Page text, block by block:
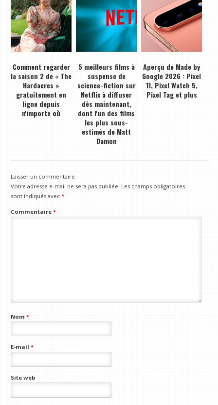
Comment regarder
la saison 2 de « The
Hardacres »
gratuitement en
ligne depuis
n'importe où
5 meilleurs films à
suspense de
science-fiction sur
Netflix à diffuser
dès maintenant,
dont l'un des films
les plus sous-
estimés de Matt
Damon
Aperçu de Made by
Google 2026 : Pixel
11, Pixel Watch 5,
Pixel Tag et plus
Laisser un commentaire
Votre adresse e-mail ne sera pas publiée. Les champs obligatoires
sont indiqués avec*
Commentaire*
Nom*
E-mail*
Site web